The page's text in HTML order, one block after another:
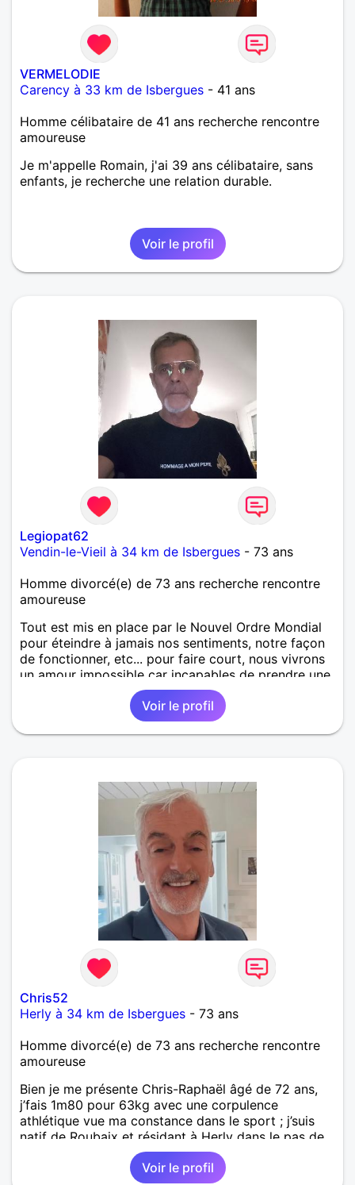
VERMELODIE
Carency à 33 km de Isbergues - 41 ans
Homme célibataire de 41 ans recherche rencontre
amoureuse
Je m'appelle Romain, j'ai 39 ans célibataire, sans
enfants, je recherche une relation durable.
Voir le profil
Legiopat62
Vendin-le-Vieil à 34 km de Isbergues - 73 ans
Homme divorcé(e) de 73 ans recherche rencontre
amoureuse
Tout est mis en place par le Nouvel Ordre Mondial
pour éteindre à jamais nos sentiments, notre façon
de fonctionner, etc... pour faire court, nous vivrons
un amour impossible car incapables de prendre une
décision des deux côtés ! Nous nous disons que le
temps fera le nécessaire, mais nous n'en sommes
plus là, le temps et tout ce qui en faisait partie,
s'envolent, se désagrègent, et nos rêves d'hier pour
peu d'attention à tes yeux, ce sera avec plaisir que
j'irai vers toi, si toutefois ton âge se situe avant ou
après, je n'aime pas la trahison, ni les relations
fausses et les faux fuyants, sois entière, vraie et
sincère ! Si tu corresponds à ces critères et si tu te
trouves dans un environnement ,pas très éloigné du
mien, de la région du Nord (Lille, et banlieues) ou
Pas de Calais (Lens et banlieues)...Ce sera un grand
plaisir d'être à ton écoute !
Voir le profil
Chris52
Herly à 34 km de Isbergues - 73 ans
Homme divorcé(e) de 73 ans recherche rencontre
amoureuse
Bien je me présente Chris-Raphaël âgé de 72 ans,
j’fais 1m80 pour 63kg avec une corpulence
athlétique vue ma constance dans le sport ; j’suis
natif de Roubaix et résidant à Herly dans le pas de
calais depuis peu. Divorcé et sans enfant depuis
plus d’une décennie et solitaire à ce jour. J’suis de
Voir le profil